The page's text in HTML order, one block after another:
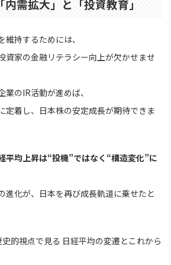
需拡大」と「投資教育」
持するためには、
資家の金融リテラシー向上が欠かせませ
のIR活動が進めば、
定着し、日本株の安定成長が期待できま
平均上昇は“投機”ではなく“構造変化”に
進化が、日本を再び成長軌道に乗せたと
的視点で見る 日経平均の変遷とこれから